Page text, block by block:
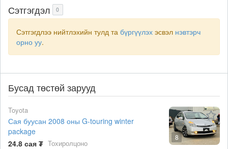
Сэтгэгдэл 0
Сэтгэгдлээ нийтлэхийн тулд та бүргүүлэх эсвэл нэвтэрч
орно уу.
Бусад төстөй зарууд
8
Toyota
Сая буусан 2008 оны G-touring winter
package
24.8 сая ₮ Тохиролцоно